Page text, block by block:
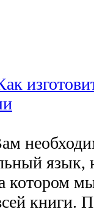
язык,
котором
книги.